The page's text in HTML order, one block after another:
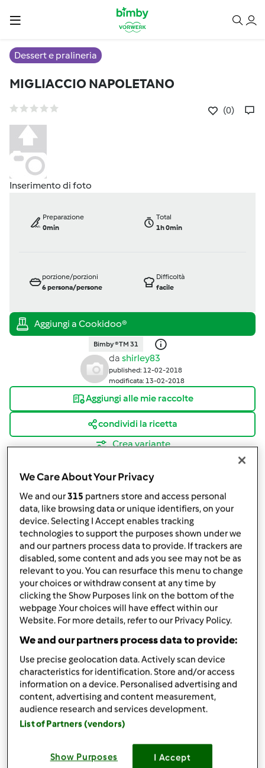
Dessert e pralineria
MIGLIACCIO NAPOLETANO
(0)
Inserimento di foto
Preparazione
0min
Total
1h 0min
porzione/porzioni
6persona/persone
Difficoltà
facile
Bimby ® TM 31
da shirley83
published: 12-02-2018
modificata: 13-02-2018
Aggiungi alle mie raccolte
condividi la ricetta
Crea variante
Ingredienti
PER L'IMPASTO
125grammosemolino
135grammozucchero grezzo
2uova
1tuorlo d'uovo
1/2litrolatte intero
20grammiburro
1arancia,(la scorza grattugiata)
1bustinavanillina
Aggiungi alla lista della spesa
Accessori che ti serviranno
We Care About Your Privacy
We and our315 partners store and access personal
data, like browsing data or unique identifiers, on your
device. Selecting I Accept enables tracking
technologies to support the purposes shown under we
and our partners process data to provide. If trackers are
disabled, some content and ads you see may not be as
relevant to you. You can resurface this menu to change
your choices or withdraw consent at any time by
clicking the Show Purposes link on the bottom of the
webpage .Your choices will have effect within our
Website. For more details, refer to our Privacy Policy.
We and our partners process data to provide:
Use precise geolocation data. Actively scan device
characteristics for identification. Store and/or access
information on a device. Personalised advertising and
content, advertising and content measurement,
audience research and services development.
List of Partners (vendors)
Show Purposes I Accept